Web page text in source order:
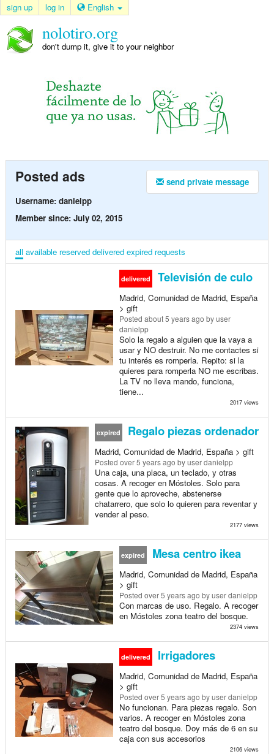
sign up log in English
nolotiro.org
don't dump it, give it to your neighbor
send private message
Posted ads
Username: danielpp
Member since: July 02, 2015
all available reserved delivered expired requests
delivered Televisión de culo
Madrid, Comunidad de Madrid, España
> gift
Posted about 5 years ago by user
danielpp
Solo la regalo a alguien que la vaya a
usar y NO destruir. No me contactes si
tu interés es romperla. Repito: si la
quieres para romperla NO me escribas.
La TV no lleva mando, funciona,
tiene...
2017 views
expired Regalo piezas ordenador
Madrid, Comunidad de Madrid, España > gift
Posted over 5 years ago by user danielpp
Una caja, una placa, un teclado, y otras
cosas. A recoger en Móstoles. Solo para
gente que lo aproveche, abstenerse
chatarrero, que solo lo quieren para reventar y
vender al peso.
2177 views
expired Mesa centro ikea
Madrid, Comunidad de Madrid, España
> gift
Posted over 5 years ago by user danielpp
Con marcas de uso. Regalo. A recoger
en Móstoles zona teatro del bosque.
2374 views
delivered Irrigadores
Madrid, Comunidad de Madrid, España
> gift
Posted over 5 years ago by user danielpp
No funcionan. Para piezas regalo. Son
varios. A recoger en Móstoles zona
teatro del bosque. Doy más de 6 en su
caja con sus accesorios
2106 views